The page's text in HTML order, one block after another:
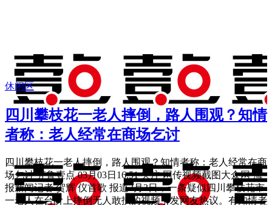
休闲区
四川攀枝花一老人摔倒，路人围观？知情
者称：老人经常在商场乞讨
四川攀枝花一老人摔倒，路人围观？知情者称：老人经常在商
场乞讨 齐鲁壹点 03月03日16:51 关注 网传视频截图大众网·海
报新闻记者 贺辉 仪首歌 报道3月3日，一条疑似四川攀枝花市
一老人在台阶上摔倒无人敢扶的视频引发网友热议。有知情者